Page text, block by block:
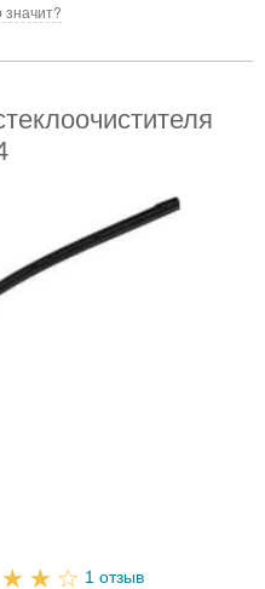
значит?
1 отзыв